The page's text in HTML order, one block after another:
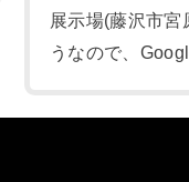
展示場(藤沢市
うなので、